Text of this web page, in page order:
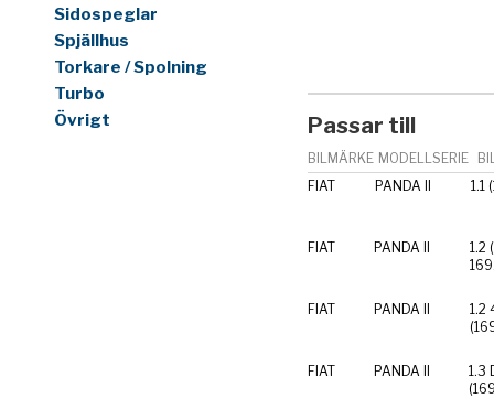
Sidospeglar
Spjällhus
Torkare / Spolning
Turbo
Övrigt
Passar till
BILMÄRKE MODELLSERIE
FIAT
PANDA II 1.1
FIAT PANDA II
1.2
FIAT PANDA II
1.2
FIAT PANDA II
1.3